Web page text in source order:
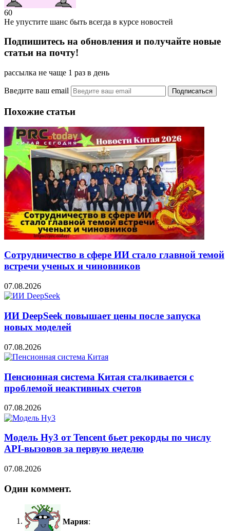
60
Не упустите шанс быть всегда в курсе новостей
Подпишитесь на обновления и получайте новые
статьи на почту!
рассылка не чаще 1 раз в день
Введите ваш email
Похожие статьи
Сотрудничество в сфере ИИ стало главной темой
встречи ученых и чиновников
07.08.2026
ИИ DeepSeek повышает цены после запуска
новых моделей
07.08.2026
Пенсионная система Китая сталкивается с
проблемой неактивных счетов
07.08.2026
Модель Hy3 от Tencent бьет рекорды по числу
API-вызовов за первую неделю
07.08.2026
Один коммент.
Мария: